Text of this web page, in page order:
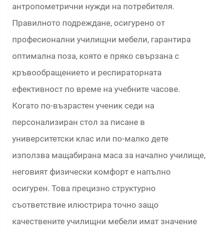
антропометрични нужди на потребителя.
Правилното подреждане, осигурено от
професионални училищни мебели, гарантира
оптимална поза, която е пряко свързана с
кръвообращението и респираторната
ефективност по време на учебните часове.
Когато по-възрастен ученик седи на
персонализиран стол за писане в
университетски клас или по-малко дете
използва мащабирана маса за начално училище,
неговият физически комфорт е напълно
осигурен. Това прецизно структурно
съответствие илюстрира точно защо
качествените училищни мебели имат значение